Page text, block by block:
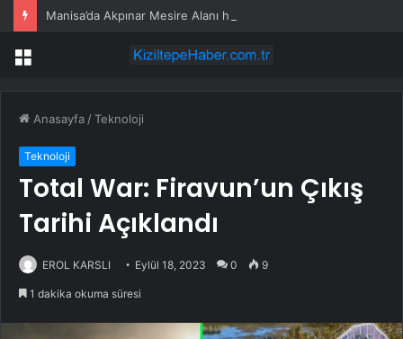
Manisa’da Akpınar Mesire Alanı hizmete açılıyor
Menü
Anasayfa /Teknoloji
Teknoloji
Total War: Firavun’un Çıkış
Tarihi Açıklandı
EROL KARSLI Eylül 18, 2023 0 9
1 dakika okuma süresi